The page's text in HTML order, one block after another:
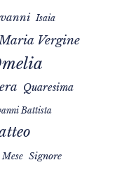
Isaia
Vergine
Quaresima
Battista
Signore